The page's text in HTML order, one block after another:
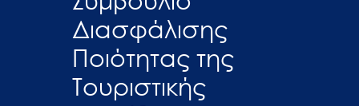
Διασφάλισης
Ποιότητας της
Τουριστικής